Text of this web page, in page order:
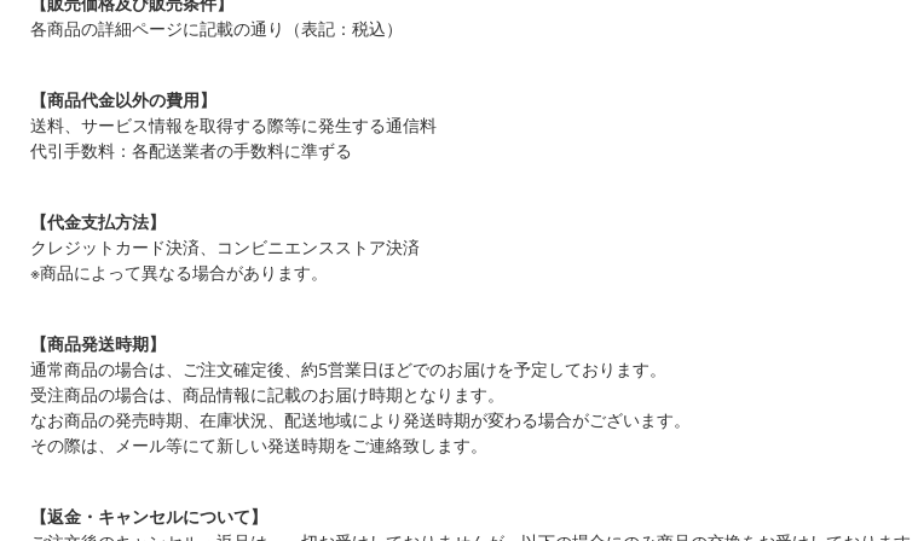
各商品の詳細ページに記載の通り（表記：税込）
【商品代金以外の費用】
送料、サービス情報を取得する際等に発生する通信料
代引手数料：各配送業者の手数料に準ずる
【代金支払方法】
クレジットカード決済、コンビニエンスストア決済
※商品によって異なる場合があります。
【商品発送時期】
通常商品の場合は、ご注文確定後、約5営業日ほどでのお届けを予定しております。
受注商品の場合は、商品情報に記載のお届け時期となります。
なお商品の発売時期、在庫状況、配送地域により発送時期が変わる場合がございます。
その際は、メール等にて新しい発送時期をご連絡致します。
【返金・キャンセルについて】